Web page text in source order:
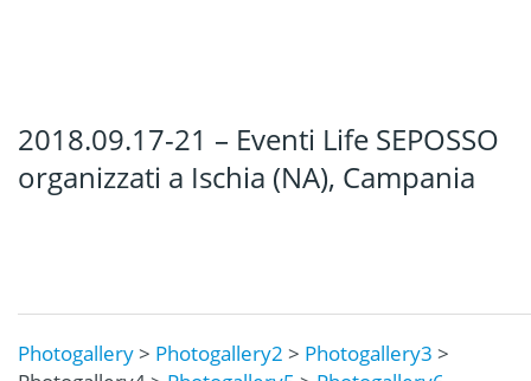
2018.09.17-21 – Eventi Life SEPOSSO
organizzati a Ischia (NA), Campania
Photogallery> Photogallery2 > Photogallery3 >